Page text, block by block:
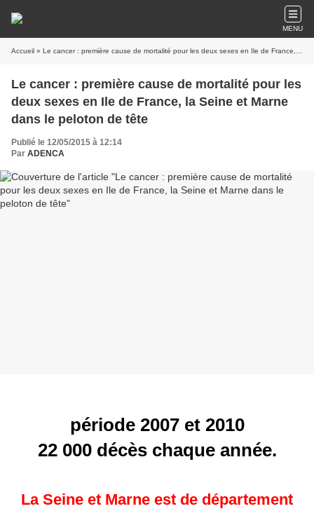
MENU
Accueil » Le cancer : première cause de mortalité pour les deux sexes en Ile de France, la Seine et Marne dans le peloton de tête
Le cancer : première cause de mortalité pour les
deux sexes en Ile de France, la Seine et Marne
dans le peloton de tête
Publié le 12/05/2015 à 12:14
Par ADENCA
période 2007 et 2010
22 000 décès chaque année.
La Seine et Marne est de département